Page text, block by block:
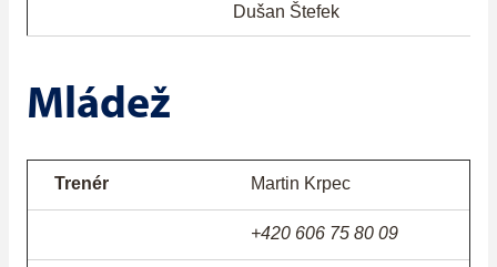
Dušan Štefek
Mládež
Trenér Martin Krpec
+420 606 75 80 09